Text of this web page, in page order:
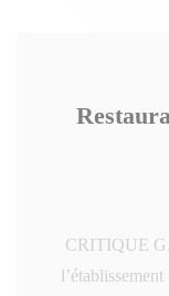
CRITIQUE